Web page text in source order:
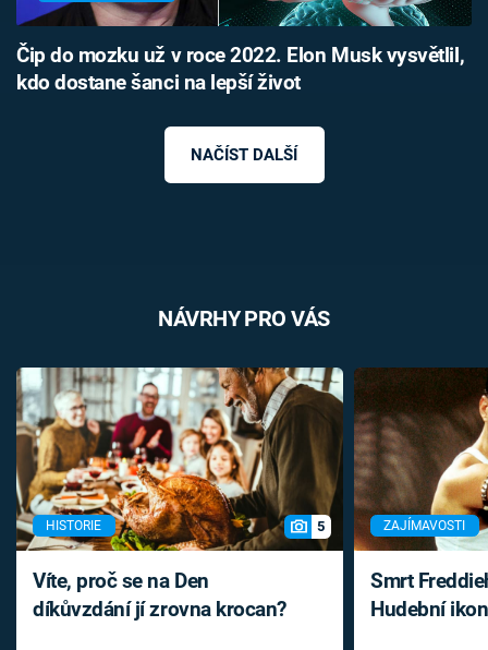
Čip do mozku už v roce 2022. Elon Musk vysvětlil,
kdo dostane šanci na lepší život
NAČÍST DALŠÍ
NÁVRHY PRO VÁS
HISTORIE 5
Víte, proč se na Den
díkůvzdání jí zrovna krocan?
ZAJÍMAVOSTI
Smrt
Hudební